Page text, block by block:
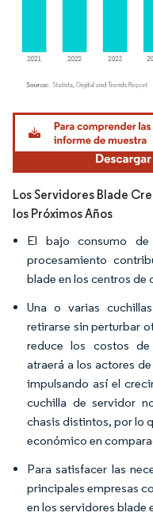
Imagen © Mordor Intelligence.
Los Servidores Blade
los Próximos Años
El bajo consumo
procesamiento
blade en los centros de
Una o varias
retirarse sin perturbar
reduce los costos
atraerá a los actores
impulsando así el
cuchilla de servidor
chasis distintos, por lo
económico en
Para satisfacer las
principales empresas
en los servidores blade